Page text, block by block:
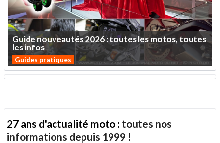
Guidenouveautés2026:touteslesmotos,toutes
lesinfos
Guides pratiques
27 ans d'actualité moto : toutes nos
informations depuis 1999 !